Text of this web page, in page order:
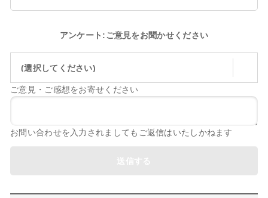
アンケート:ご意見をお聞かせください
(選択してください)
ご意見・ご感想をお寄せください
お問い合わせを入力されましてもご返信はいたしかねます